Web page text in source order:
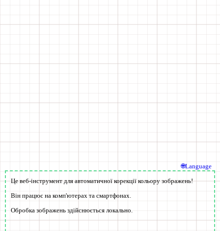
Це веб-інструмент для автоматичної корекції кольору зображень!
Він працює на комп'ютерах та смартфонах.
Обробка зображень здійснюється локально.
🌐Language